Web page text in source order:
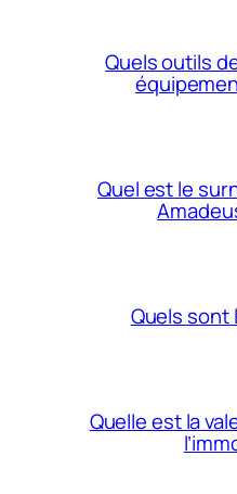
Quels outils
Quel est le
Quels sont
Quelle est la